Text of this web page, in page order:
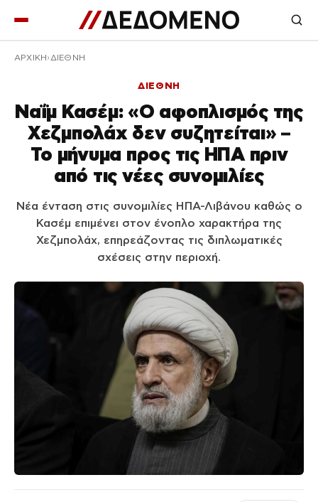
ΑΡΧΙΚΉ ΔΙΕΘΝΗ
ΔΙΕΘΝΗ
Ναΐμ Κασέμ: «Ο αφοπλισμός της
Χεζμπολάχ δεν συζητείται» –
Το μήνυμα προς τις ΗΠΑ πριν
από τις νέες συνομιλίες
Νέα ένταση στις συνομιλίες ΗΠΑ-Λιβάνου καθώς ο
Κασέμ επιμένει στον ένοπλο χαρακτήρα της
Χεζμπολάχ, επηρεάζοντας τις διπλωματικές
σχέσεις στην περιοχή.